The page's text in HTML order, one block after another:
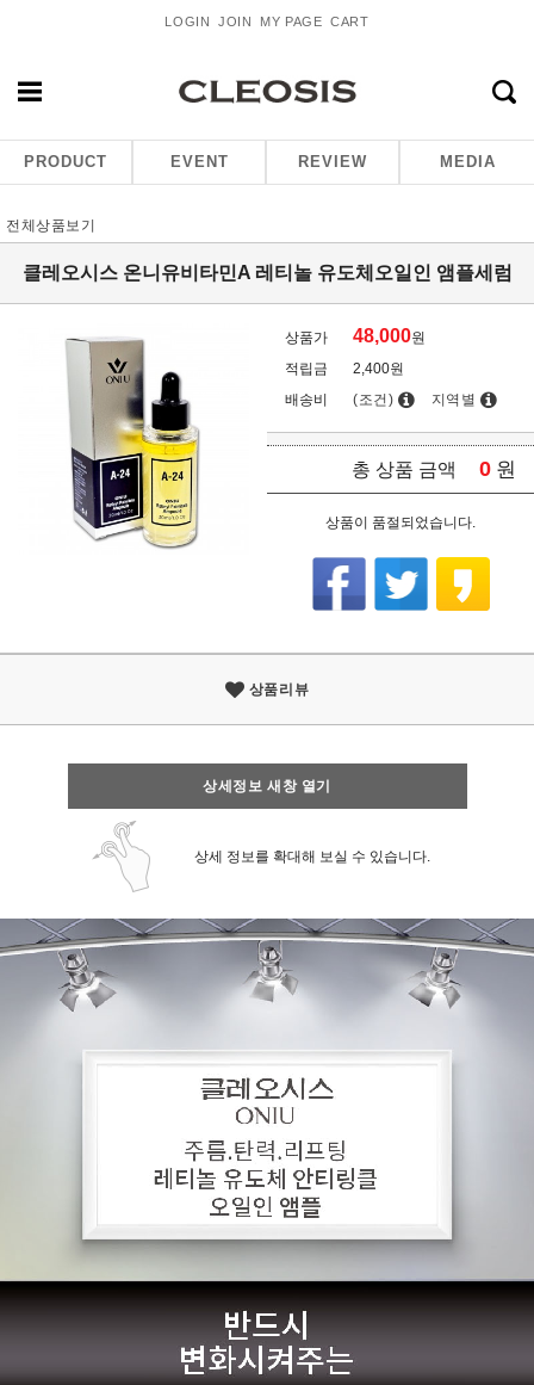
LOGIN JOIN MY PAGE CART
PRODUCT EVENT REVIEW MEDIA
전체상품보기
클레오시스 온니유비타민A 레티놀 유도체오일인 앰플세럼
상품가 48,000원
적립금
2,400원
배송비
(조건) 지역별
총 상품 금액 0 원
상품이 품절되었습니다.
상품리뷰
상세정보 새창 열기
상세 정보를 확대해 보실 수 있습니다.